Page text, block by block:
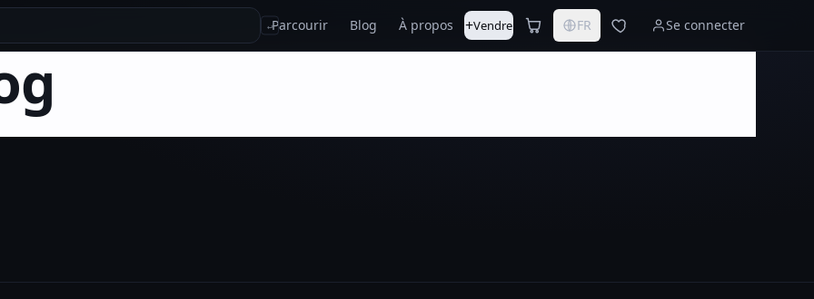
↵Parcourir Blog À propos +Vendre FR Se connecter